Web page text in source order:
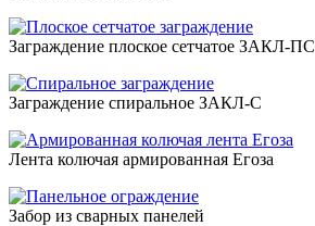
Заграждение плоское сетчатое ЗАКЛ-ПС
Заграждение спиральное ЗАКЛ-С
Лента колючая армированная Егоза
Забор из сварных панелей